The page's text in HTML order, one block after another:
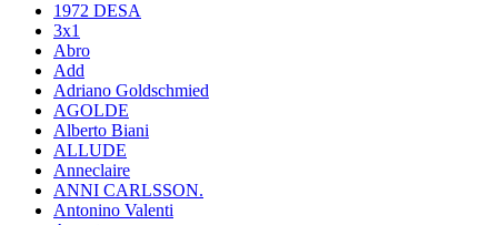
1972 DESA
3x1
Abro
Add
Adriano Goldschmied
AGOLDE
Alberto Biani
ALLUDE
Anneclaire
ANNI CARLSSON.
Antonino Valenti